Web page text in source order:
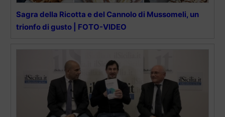
Sagra della Ricotta e del Cannolo di Mussomeli, un
trionfo di gusto | FOTO-VIDEO